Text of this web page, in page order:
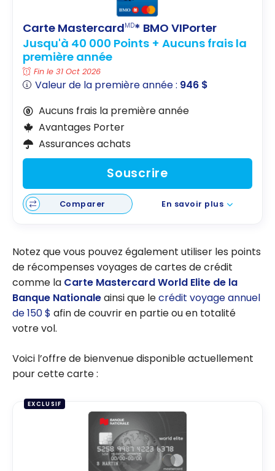
Carte MastercardMD* BMO VIPorter
Jusqu'à 40 000 Points + Aucuns frais la
première année
Fin le 31 Oct 2026
Valeur de la première année : 946 $
Aucuns frais la première année
Avantages Porter
Assurances achats
Souscrire
Comparer En savoir plus
Notez que vous pouvez également utiliser les points
de récompenses voyages de cartes de crédit
comme la Carte Mastercard World Elite de la
Banque Nationaleainsi que lecrédit voyage annuel
de 150 $ afin de couvrir en partie ou en totalité
votre vol.
Voici l’offre de bienvenue disponible actuellement
pour cette carte :
EXCLUSIF